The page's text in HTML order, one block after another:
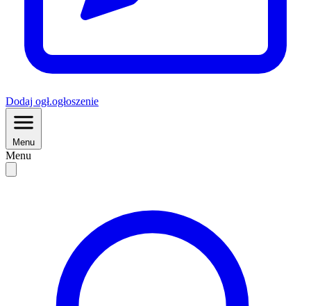
Dodaj ogł.ogłoszenie
Menu
Menu